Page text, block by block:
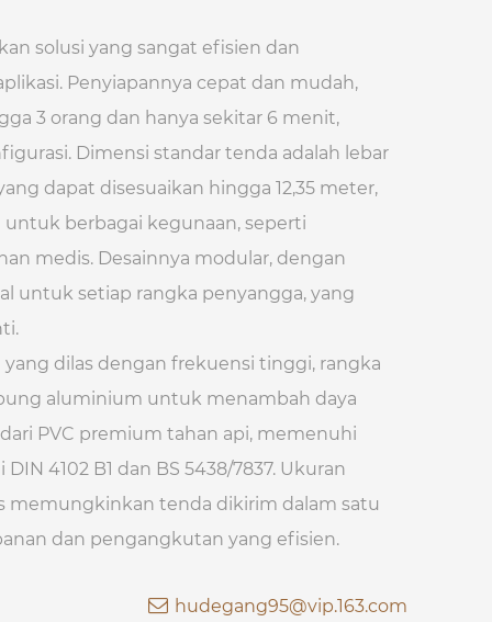
solusi yang sangat efisien dan
Penyiapannya cepat dan mudah,
3 orang dan hanya sekitar 6 menit,
Dimensi standar tenda adalah lebar
dapat disesuaikan hingga 12,35 meter,
berbagai kegunaan, seperti
medis. Desainnya modular, dengan
untuk setiap rangka penyangga, yang
dilas dengan frekuensi tinggi, rangka
aluminium untuk menambah daya
PVC premium tahan api, memenuhi
4102 B1 dan BS 5438/7837. Ukuran
memungkinkan tenda dikirim dalam satu
dan pengangkutan yang efisien.
hudegang95@vip.163.com